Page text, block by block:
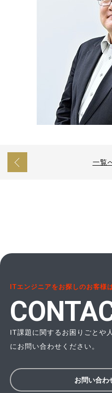
一覧
ITエンジニアをお探しのお客様
IT課題に関するお困りごとや
にお問い合わせください。
お問い合わ